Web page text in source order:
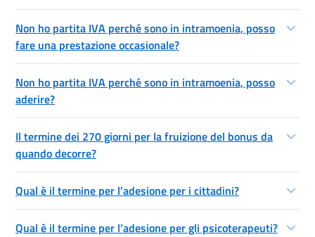
Non ho partita IVA perché sono in intramoenia, posso
fare una prestazione occasionale?
Non ho partita IVA perché sono in intramoenia, posso
aderire?
Il termine dei 270 giorni per la fruizione del bonus da
quando decorre?
Qual è il termine per l’adesione per i cittadini?
Qual è il termine per l’adesione per gli psicoterapeuti?